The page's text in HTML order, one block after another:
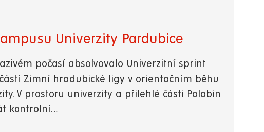
Univerzity Pardubice
počasí absolvovalo Univerzitní sprint
Zimní hradubické ligy v orientačním běhu
V prostoru univerzity a přilehlé části Polabin
kontrolní…